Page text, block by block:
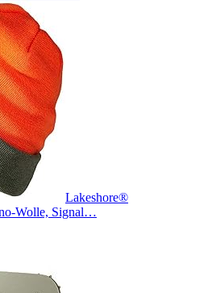
Lakeshore®
Wolle, Signal…